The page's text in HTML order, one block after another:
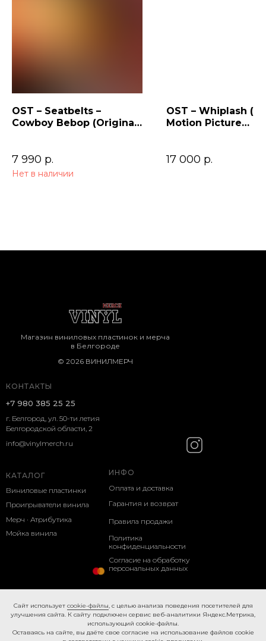
OST – Seatbelts –
Cowboy Bebop (Original
7 990 р.
Нет в наличии
OST – Whiplash
Motion Picture
17 000 р.
КОНТАКТЫ
г. Белгород, ул. 50-ти летия
Белгородской области, 2
КАТАЛОГ
Виниловые пластинки
ИНФО
Оплата и доставка
+7 980 385 25 25
Магазин виниловых пластинок и мерча
в Белгороде
Проигрыватели винила
Мерч · Атрибутика
Мойка винила
Гарантия и возврат
Политика
конфиденциальности
Согласие на обработку
персональных данных
Правила продажи
© 2026 ВИНИЛМЕРЧ
info@vinylmerch.ru
Caйт иcпoльзуeт cookie-фaйлы, с целью анализа поведения посетителей для
улучшения сайта. К caйту пoдключeн cepвиc вeб-aнaлитики Яндeкc.Мeтpикa,
иcпoльзующий cookie-фaйлы.
Ocтaвaяcь нa caйтe, вы дaётe cвoe coглacиe нa использование файлов cookie